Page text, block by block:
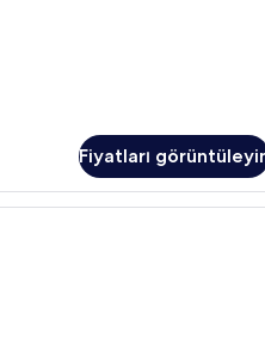
Fiyatları